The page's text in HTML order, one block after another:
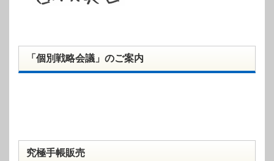
「個別戦略会議」のご案内
究極手帳販売